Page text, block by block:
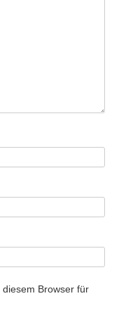
Browser für